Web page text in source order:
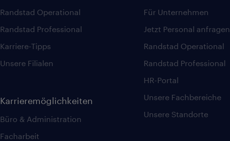
Randstad Operational
Randstad Professional
Karriere-Tipps
Unsere Filialen
Karrieremöglichkeiten
Büro & Administration
Facharbeit
Für Unternehmen
Jetzt Personal anfragen
Randstad Operational
Randstad Professional
HR-Portal
Unsere Fachbereiche
Unsere Standorte